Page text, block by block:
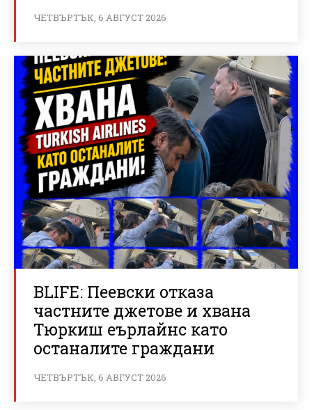
ЧЕТВЪРТЪК, 6 АВГУСТ 2026
BLIFE: Пеевски отказа
частните джетове и хвана
Тюркиш еърлайнс като
останалите граждани
ЧЕТВЪРТЪК, 6 АВГУСТ 2026